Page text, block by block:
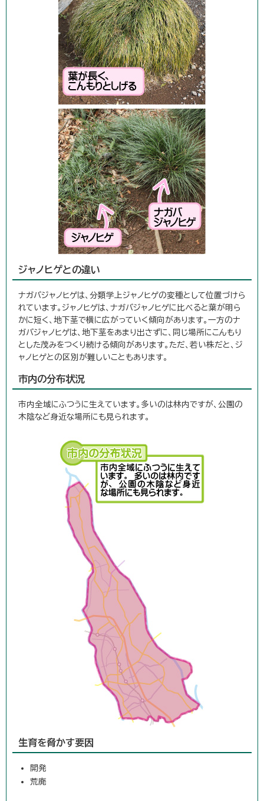
ジャノヒゲとの違い
ナガバジャノヒゲは、分類学上ジャノヒゲの変種として位置づけら
れています。ジャノヒゲは、ナガバジャノヒゲに比べると葉が明ら
かに短く、地下茎で横に広がっていく傾向があります。一方のナ
ガバジャノヒゲは、地下茎をあまり出さずに、同じ場所にこんもり
とした茂みをつくり続ける傾向があります。ただ、若い株だと、ジ
ャノヒゲとの区別が難しいこともあります。
市内の分布状況
市内全域にふつうに生えています。多いのは林内ですが、公園の
木陰など身近な場所にも見られます。
生育を脅かす要因
開発
荒廃